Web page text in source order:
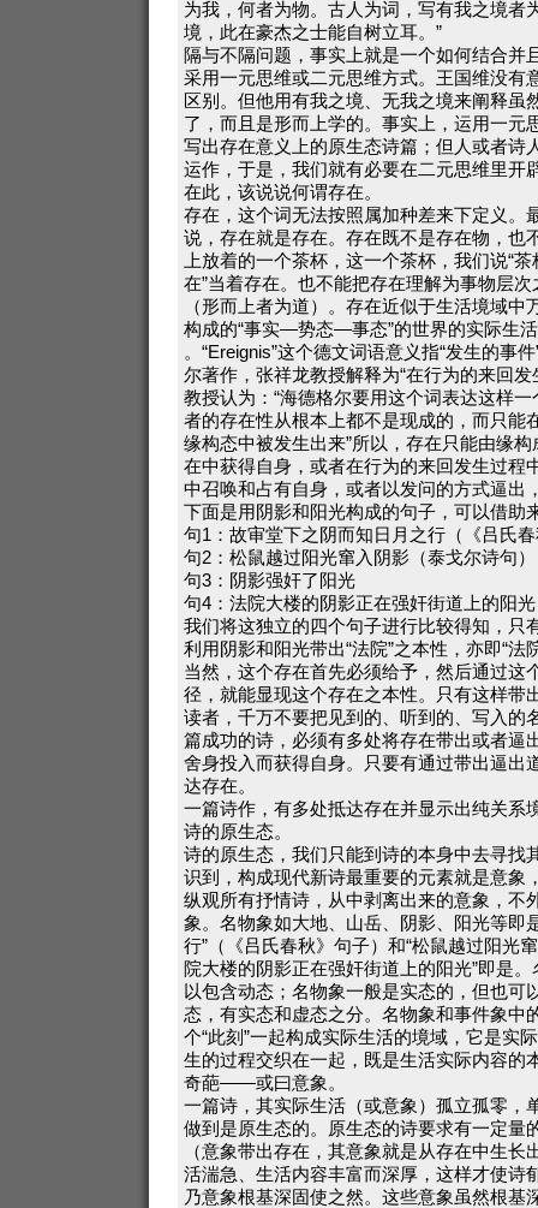
为我，何者为物。古人为词，写有我之境者
境，此在豪杰之士能自树立耳。”
隔与不隔问题，事实上就是一个如何结合并
采用一元思维或二元思维方式。王国维没有
区别。但他用有我之境、无我之境来阐释虽
了，而且是形而上学的。事实上，运用一元
写出存在意义上的原生态诗篇；但人或者诗
运作，于是，我们就有必要在二元思维里开
在此，该说说何谓存在。
存在，这个词无法按照属加种差来下定义。
说，存在就是存在。存在既不是存在物，也
上放着的一个茶杯，这一个茶杯，我们说“
在”当着存在。也不能把存在理解为事物层
（形而上者为道）。存在近似于生活境域
构成的“事实—势态—事态”的世界的实际生
。“Ereignis”这个德文词语意义指“发生的事
尔著作，张祥龙教授解释为“在行为的来回
教授认为：“海德格尔要用这个词表达这样
者的存在性从根本上都不是现成的，而只能
缘构态中被发生出来”所以，存在只能由缘
在中获得自身，或者在行为的来回发生过程
中召唤和占有自身，或者以发问的方式逼出
下面是用阴影和阳光构成的句子，可以借助
句1：故审堂下之阴而知日月之行（《吕氏
句2：松鼠越过阳光窜入阴影（泰戈尔诗句）
句3：阴影强奸了阳光
句4：法院大楼的阴影正在强奸街道上的阳光
我们将这独立的四个句子进行比较得知，只
利用阴影和阳光带出“法院”之本性，亦即“
当然，这个存在首先必须给予，然后通过这
径，就能显现这个存在之本性。只有这样带
读者，千万不要把见到的、听到的、写入的
篇成功的诗，必须有多处将存在带出或者逼
舍身投入而获得自身。只要有通过带出逼出
达存在。
一篇诗作，有多处抵达存在并显示出纯关系
诗的原生态。
诗的原生态，我们只能到诗的本身中去寻找
识到，构成现代新诗最重要的元素就是意象
纵观所有抒情诗，从中剥离出来的意象，不
象。名物象如大地、山岳、阴影、阳光等即
行”（《吕氏春秋》句子）和“松鼠越过阳光
院大楼的阴影正在强奸街道上的阳光”即是
以包含动态；名物象一般是实态的，但也可
态，有实态和虚态之分。名物象和事件象中
个“此刻”一起构成实际生活的境域，它是实
生的过程交织在一起，既是生活实际内容的
奇葩——或曰意象。
一篇诗，其实际生活（或意象）孤立孤零，
做到是原生态的。原生态的诗要求有一定量
（意象带出存在，其意象就是从存在中生
活湍急、生活内容丰富而深厚，这样才使诗
乃意象根基深固使之然。这些意象虽然根基